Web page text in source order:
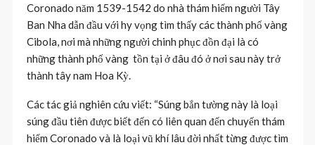
Coronado năm 1539-1542 do nhà thám hiểm người Tây
Ban Nha dẫn đầu với hy vọng tìm thấy các thành phố vàng
Cibola, nơi mà những người chinh phục đồn đại là có
những thành phố vàng tồn tại ở đâu đó ở nơi sau này trở
thành tây nam Hoa Kỳ.
Các tác giả nghiên cứu viết: “Súng bắn tường này là loại
súng đầu tiên được biết đến có liên quan đến chuyến thám
hiểm Coronado và là loại vũ khí lâu đời nhất từng được tìm